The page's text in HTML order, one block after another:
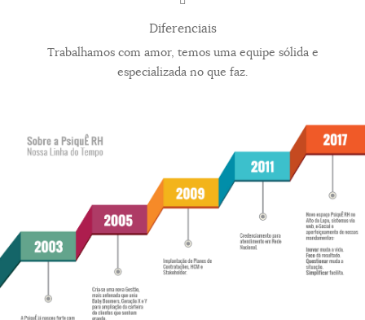
Diferenciais
Trabalhamos com amor, temos uma equipe sólida e
especializada no que faz.